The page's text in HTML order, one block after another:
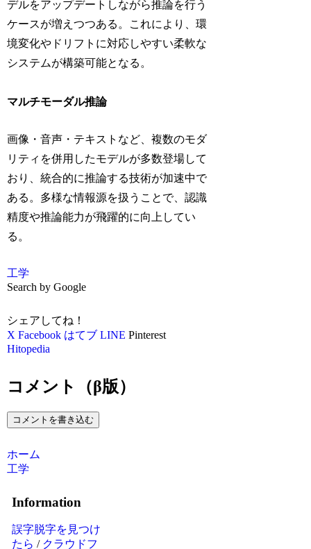
デルをアップデートしながら推論を行う
ケースが増えつつある。これにより、環
境変化やドリフトに対応しやすい柔軟な
システムが構築可能となる。
マルチモーダル推論
画像・音声・テキストなど、複数のモダ
リティを併用したモデルが多数登場して
おり、統合的に推論する技術が加速中で
ある。多様な情報源を扱うことで、認識
精度や推論能力が飛躍的に向上してい
る。
工学
Search by Google
シェアしてね！
X Facebook はてブ LINE Pinterest
Hitopedia
コメント（β版）
コメントを書き込む
ホーム
工学
Information
誤字脱字を見つけ
たら / クラウドフ